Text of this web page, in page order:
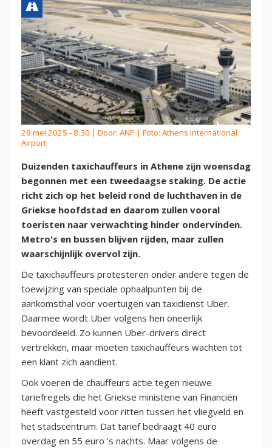
28 mei 2025 - 8:30 | Door: ANP | Foto: Athens International
Airport
Duizenden taxichauffeurs in Athene zijn woensdag
begonnen met een tweedaagse staking. De actie
richt zich op het beleid rond de luchthaven in de
Griekse hoofdstad en daarom zullen vooral
toeristen naar verwachting hinder ondervinden.
Metro's en bussen blijven rijden, maar zullen
waarschijnlijk overvol zijn.
De taxichauffeurs protesteren onder andere tegen de
toewijzing van speciale ophaalpunten bij de
aankomsthal voor voertuigen van taxidienst Uber.
Daarmee wordt Uber volgens hen oneerlijk
bevoordeeld. Zo kunnen Uber-drivers direct
vertrekken, maar moeten taxichauffeurs wachten tot
een klant zich aandient.
Ook voeren de chauffeurs actie tegen nieuwe
tariefregels die het Griekse ministerie van Financiën
heeft vastgesteld voor ritten tussen het vliegveld en
het stadscentrum. Dat tarief bedraagt 40 euro
overdag en 55 euro 's nachts. Maar volgens de